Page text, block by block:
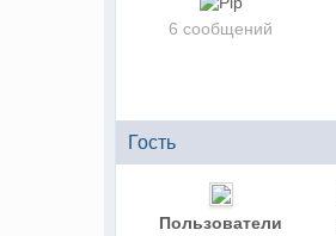
6 сообщений
Гость
Пользователи